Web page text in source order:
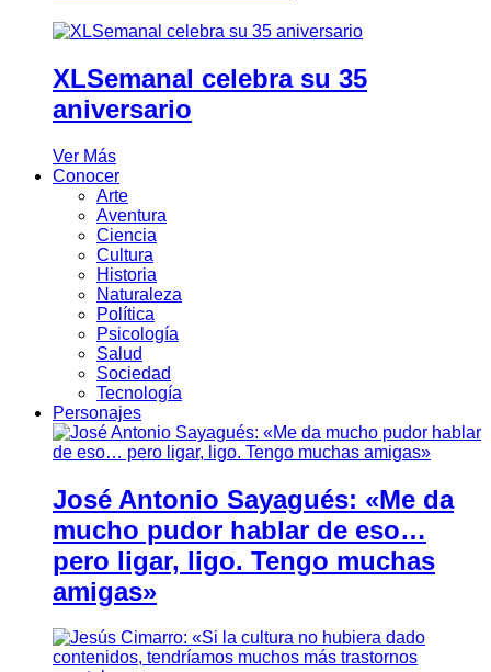
XLSemanal celebra su 35
aniversario
Ver Más
Conocer
Arte
Aventura
Ciencia
Cultura
Historia
Naturaleza
Política
Psicología
Salud
Sociedad
Tecnología
Personajes
José Antonio Sayagués: «Me da
mucho pudor hablar de eso…
pero ligar, ligo. Tengo muchas
amigas»